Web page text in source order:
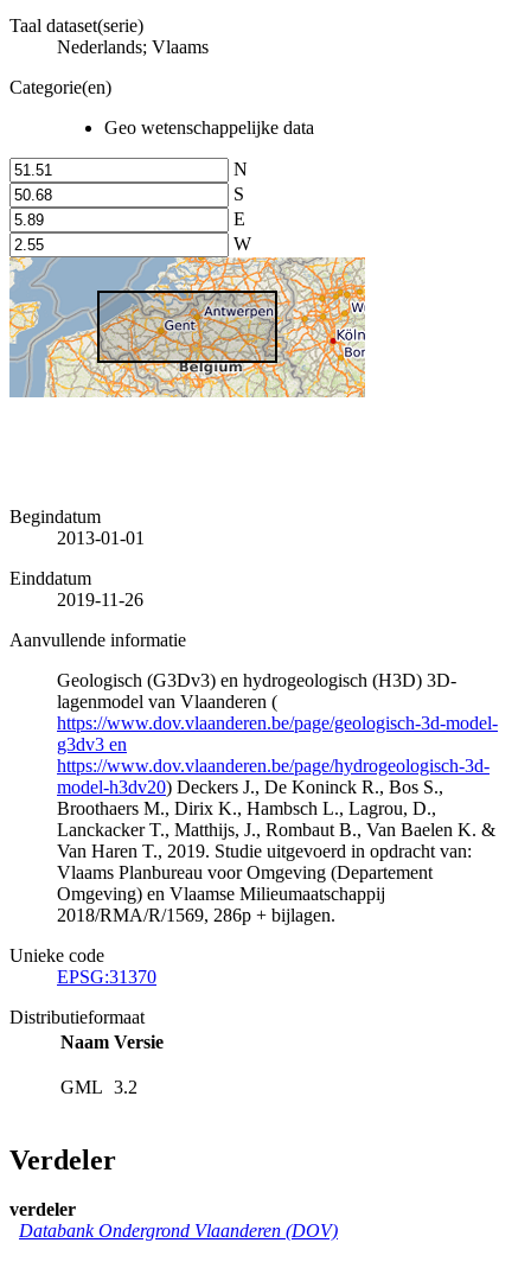
Taal dataset(serie)
Nederlands; Vlaams
Categorie(en)
Geo wetenschappelijke data
N
S
E
W
Begindatum
2013-01-01
Einddatum
2019-11-26
Aanvullende informatie
Geologisch (G3Dv3) en hydrogeologisch (H3D) 3D-
lagenmodel van Vlaanderen (
https://www.dov.vlaanderen.be/page/geologisch-3d-model-
g3dv3 en
https://www.dov.vlaanderen.be/page/hydrogeologisch-3d-
model-h3dv20) Deckers J., De Koninck R., Bos S.,
Broothaers M., Dirix K., Hambsch L., Lagrou, D.,
Lanckacker T., Matthijs, J., Rombaut B., Van Baelen K. &
Van Haren T., 2019. Studie uitgevoerd in opdracht van:
Vlaams Planbureau voor Omgeving (Departement
Omgeving) en Vlaamse Milieumaatschappij
2018/RMA/R/1569, 286p + bijlagen.
Unieke code
EPSG:31370
Distributieformaat
Naam Versie
GML 3.2
Verdeler
verdeler
Databank Ondergrond Vlaanderen (DOV)